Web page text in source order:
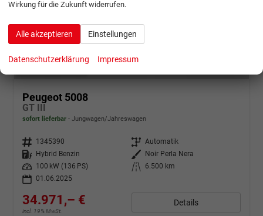
Peugeot 5008
GT III
sofort lieferbar Jungwagen/Jahreswagen
Fahrzeugnr. 1345390 Getriebe Automatik
Kraftstoff
Hybrid Benzin Außenfarbe
Noir Perla Nera
Leistung
100 kW (136 PS) Kilometerstand
6.500 km
01.06.2025
34.971,– €
incl. 19% MwSt.
Details
Wirkung für die Zukunft widerrufen.
Alle akzeptieren Einstellungen
Datenschutzerklärung Impressum